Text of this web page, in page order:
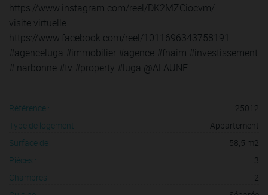
https://www.instagram.com/reel/DK2MZCiocvm/
visite virtuelle :
https://www.facebook.com/reel/1011696343758191
#agenceluga #immobilier #agence #fnaim #investissement
# narbonne #tv #property #luga @ALAUNE
Référence :
25012
Type de logement :
Appartement
Surface de :
58,5 m2
Pièces :
3
Chambres :
2